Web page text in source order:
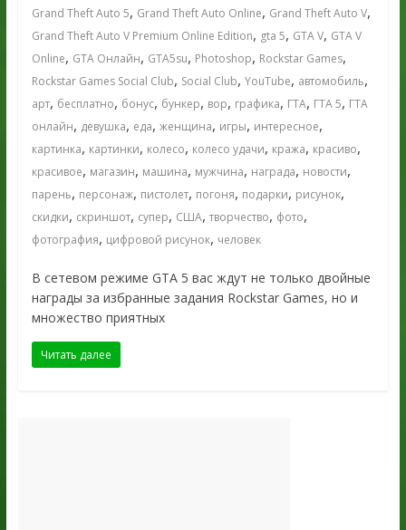
Grand Theft Auto 5, Grand Theft Auto Online, Grand Theft Auto V,
Grand Theft Auto V Premium Online Edition, gta 5, GTA V, GTA V
Online, GTA Онлайн, GTA5su, Photoshop, Rockstar Games,
Rockstar Games Social Club, Social Club, YouTube, автомобиль,
арт, бесплатно, бонус, бункер, вор, графика, ГТА, ГТА 5, ГТА
онлайн, девушка, еда, женщина, игры, интересное,
картинка, картинки, колесо, колесо удачи, кража, красиво,
красивое, магазин, машина, мужчина, награда, новости,
парень, персонаж, пистолет, погоня, подарки, рисунок,
скидки, скриншот, супер, США, творчество, фото,
фотография, цифровой рисунок, человек
В сетевом режиме GTA 5 вас ждут не только двойные
награды за избранные задания Rockstar Games, но и
множество приятных
Читать далее